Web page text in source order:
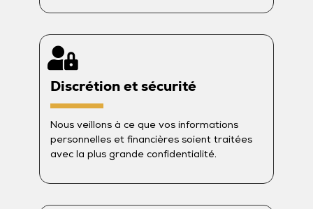
Discrétion et sécurité
Nous veillons à ce que vos informations
personnelles et financières soient traitées
avec la plus grande confidentialité.